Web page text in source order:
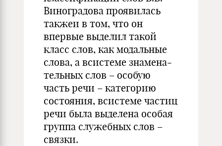
Виногра­дова проявилась
такжеи в том, что он
впервые выделил такой
класс слов, как модальные
слова, а всистеме знамена­
тельных слов – особую
часть речи – категорию
состояния, всистеме частиц
речи была выде­лена особая
группа служебных слов –
связки.